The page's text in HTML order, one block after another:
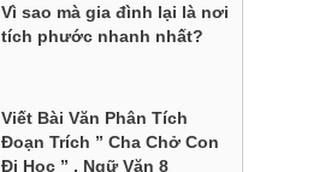
Vì sao mà gia đình lại là nơi
tích phước nhanh nhất?
Viết Bài Văn Phân Tích
Đoạn Trích ” Cha Chở Con
Đi Học ” , Ngữ Văn 8